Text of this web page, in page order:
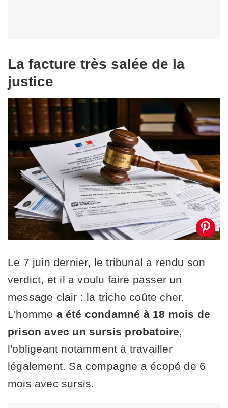
La facture très salée de la
justice
Le 7 juin dernier, le tribunal a rendu son
verdict, et il a voulu faire passer un
message clair : la triche coûte cher.
L'homme a été condamné à 18 mois de
prison avec un sursis probatoire,
l'obligeant notamment à travailler
légalement. Sa compagne a écopé de 6
mois avec sursis.